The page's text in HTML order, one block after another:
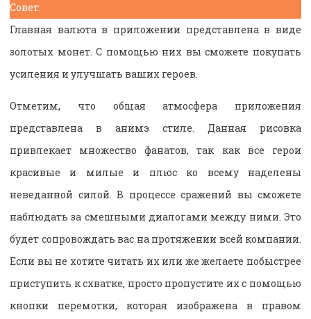
Совет:
Главная валюта в приложении представлена в виде
золотых монет. С помощью них вы сможете покупать
усиления и улучшать ваших героев.
Отметим, что общая атмосфера приложения
представлена в анимэ стиле. Данная рисовка
привлекает множество фанатов, так как все герои
красивые и милые и плюс ко всему наделены
неведанной силой. В процессе сражений вы сможете
наблюдать за смешными диалогами между ними. Это
будет сопровождать вас на протяжении всей компании.
Если вы не хотите читать их или же желаете побыстрее
приступить к схватке, просто пропустите их с помощью
кнопки перемотки, которая изображена в правом